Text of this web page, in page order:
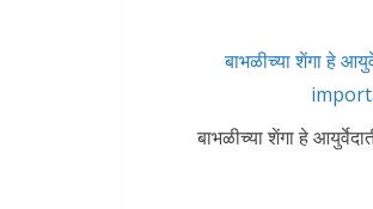
बाभळीच्या शेंगा हे
बाभळीच्या शेंगा हे